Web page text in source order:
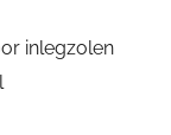
inlegzolen